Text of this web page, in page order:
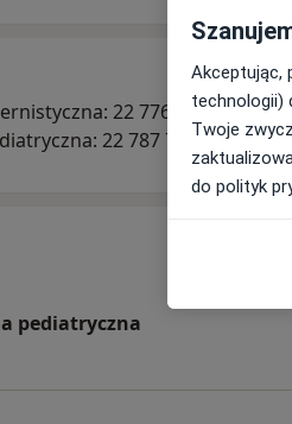
22 776 30 31, 22
22 787 78 68
pediatryczna
Akceptując,
technologii)
Twoje
do polityk